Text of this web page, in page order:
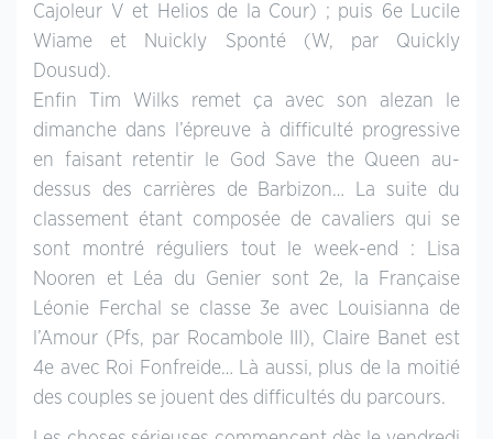
Cajoleur V et Helios de la Cour) ; puis 6e Lucile
Wiame et Nuickly Sponté (W, par Quickly
Dousud).
Enfin Tim Wilks remet ça avec son alezan le
dimanche dans l’épreuve à difficulté progressive
en faisant retentir le God Save the Queen au-
dessus des carrières de Barbizon… La suite du
classement étant composée de cavaliers qui se
sont montré réguliers tout le week-end : Lisa
Nooren et Léa du Genier sont 2e, la Française
Léonie Ferchal se classe 3e avec Louisianna de
l’Amour (Pfs, par Rocambole III), Claire Banet est
4e avec Roi Fonfreide… Là aussi, plus de la moitié
des couples se jouent des difficultés du parcours.